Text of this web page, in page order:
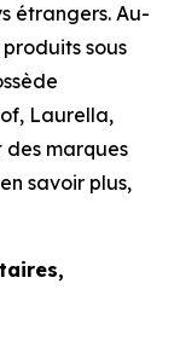
étrangers. Au-
sous
Laurella,
marques
savoir plus,